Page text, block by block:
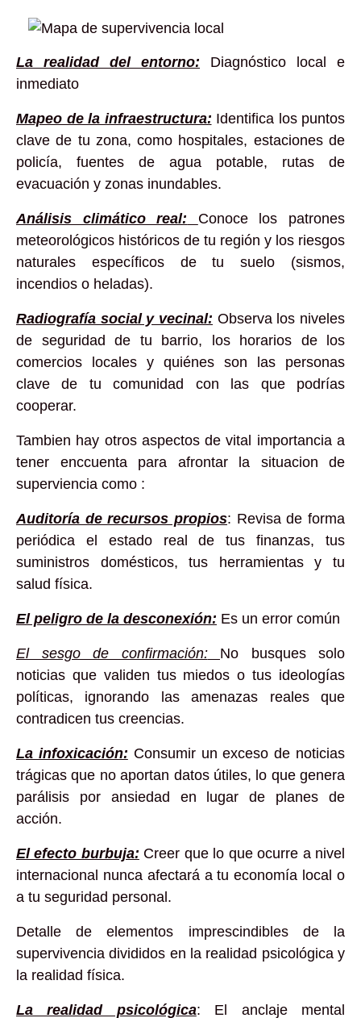
La realidad del entorno: Diagnóstico local e
inmediato
Mapeo de la infraestructura: Identifica los puntos
clave de tu zona, como hospitales, estaciones de
policía, fuentes de agua potable, rutas de
evacuación y zonas inundables.
Análisis climático real:
Conoce los patrones
meteorológicos históricos de tu región y los riesgos
naturales específicos de tu suelo (sismos,
incendios o heladas).
Radiografía social y vecinal: Observa los niveles
de seguridad de tu barrio, los horarios de los
comercios locales y quiénes son las personas
clave de tu comunidad con las que podrías
cooperar.
Tambien hay otros aspectos de vital importancia a
tener enccuenta para afrontar la situacion de
superviencia como :
Auditoría de recursos propios: Revisa de forma
periódica el estado real de tus finanzas, tus
suministros domésticos, tus herramientas y tu
salud física.
El peligro de la desconexión: Es un error común
El sesgo de confirmación:
No busques solo
noticias que validen tus miedos o tus ideologías
políticas, ignorando las amenazas reales que
contradicen tus creencias.
La infoxicación: Consumir un exceso de noticias
trágicas que no aportan datos útiles, lo que genera
parálisis por ansiedad en lugar de planes de
acción.
El efecto burbuja: Creer que lo que ocurre a nivel
internacional nunca afectará a tu economía local o
a tu seguridad personal.
Detalle de elementos imprescindibles de la
supervivencia divididos en la realidad psicológica y
la realidad física.
La realidad psicológica: El anclaje mental